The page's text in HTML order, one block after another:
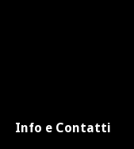
Info e Contatti